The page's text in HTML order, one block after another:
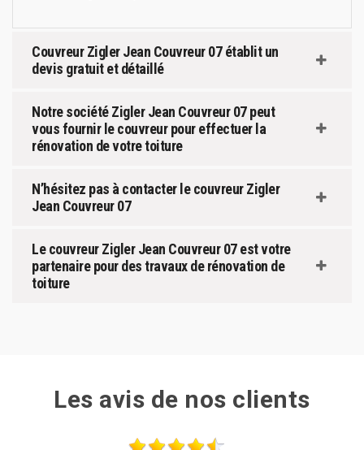
Couvreur Zigler Jean Couvreur 07 établit un
devis gratuit et détaillé
Notre société Zigler Jean Couvreur 07 peut
vous fournir le couvreur pour effectuer la
rénovation de votre toiture
N’hésitez pas à contacter le couvreur Zigler
Jean Couvreur 07
Le couvreur Zigler Jean Couvreur 07 est votre
partenaire pour des travaux de rénovation de
toiture
Les avis de nos clients